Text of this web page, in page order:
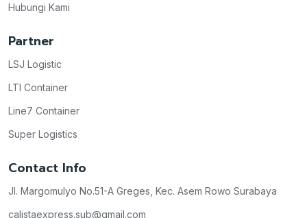
Hubungi Kami
Partner
LSJ Logistic
LTI Container
Line7 Container
Super Logistics
Contact Info
Jl. Margomulyo No.51-A Greges, Kec. Asem Rowo Surabaya
calistaexpress.sub@gmail.com